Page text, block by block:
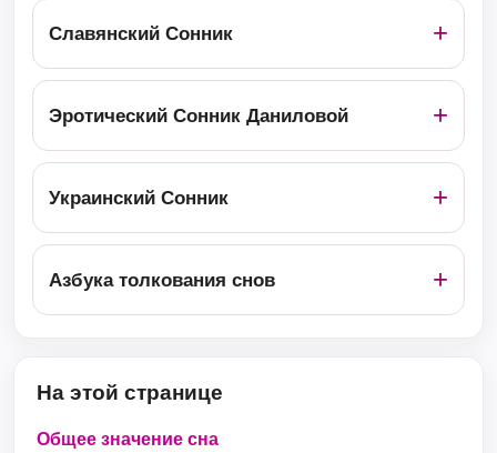
Славянский Сонник
Эротический Сонник Даниловой
Украинский Сонник
Азбука толкования снов
На этой странице
Общее значение сна